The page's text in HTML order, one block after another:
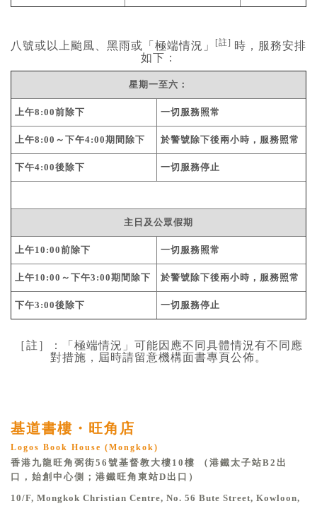
中文二手書
基道 Top 50
八號或以上颱風、黑雨或「極端情況」 [註] 時，服務安排
如下：
星期一至六：
上午8:00前除下 一切服務照常
上午8:00～下午4:00期間除下 於警號除下後兩小時，服務照常
下午4:00後除下 一切服務停止
主日及公眾假期
上午10:00前除下 一切服務照常
上午10:00～下午3:00期間除下 於警號除下後兩小時，服務照常
下午3:00後除下 一切服務停止
［註］：「極端情況」可能因應不同具體情況有不同應
對措施，屆時請留意機構面書專頁公佈。
基道書樓・旺角店
Logos Book House (Mongkok)
香港九龍旺角弼街56號基督教大樓10樓 （港鐵太子站B2出
口，始創中心側；港鐵旺角東站D出口）
10/F, Mongkok Christian Centre, No. 56 Bute Street, Kowloon,